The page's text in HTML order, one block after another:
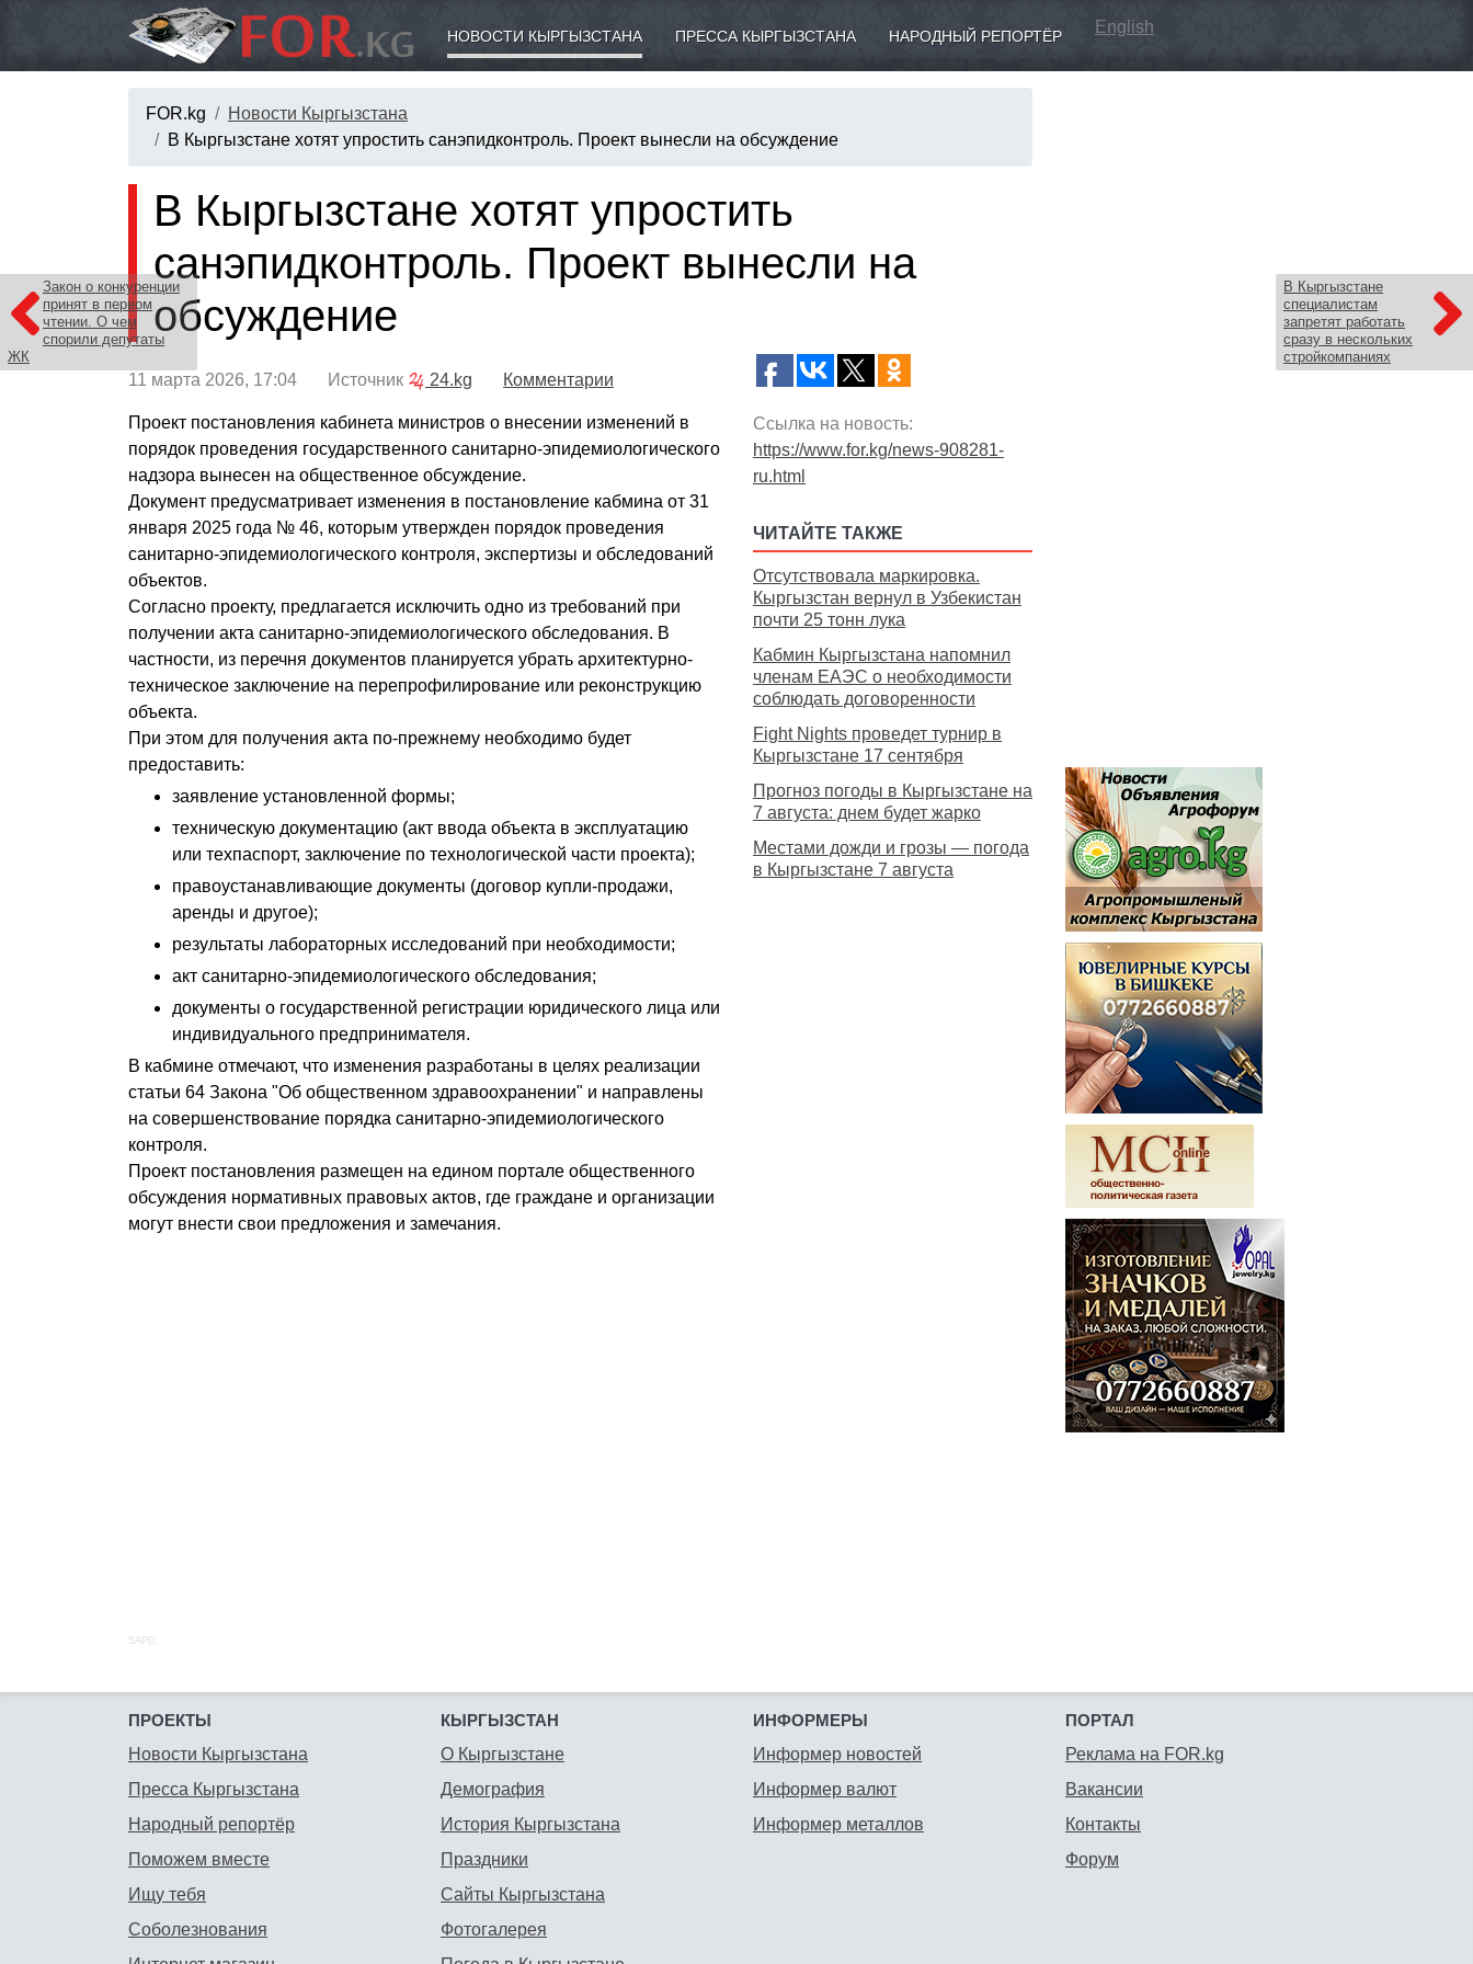
НОВОСТИ КЫРГЫЗСТАНА ПРЕССА КЫРГЫЗСТАНА НАРОДНЫЙ РЕПОРТЁР English
FOR.kg
Новости Кыргызстана
В Кыргызстане хотят упростить санэпидконтроль. Проект вынесли на обсуждение
Закон о конкуренции
принят в первом
чтении. О чем
спорили депутаты
ЖК
В Кыргызстане
специалистам
запретят работать
сразу в нескольких
стройкомпаниях
В Кыргызстане хотят упростить
санэпидконтроль. Проект вынесли на
обсуждение
11 марта 2026, 17:04 Источник 24.kg Комментарии
Проект постановления кабинета министров о внесении изменений в
порядок проведения государственного санитарно-эпидемиологического
надзора вынесен на общественное обсуждение.
Документ предусматривает изменения в постановление кабмина от 31
января 2025 года № 46, которым утвержден порядок проведения
санитарно-эпидемиологического контроля, экспертизы и обследований
объектов.
Согласно проекту, предлагается исключить одно из требований при
получении акта санитарно-эпидемиологического обследования. В
частности, из перечня документов планируется убрать архитектурно-
техническое заключение на перепрофилирование или реконструкцию
объекта.
При этом для получения акта по-прежнему необходимо будет
предоставить:
заявление установленной формы;
техническую документацию (акт ввода объекта в эксплуатацию
или техпаспорт, заключение по технологической части проекта);
правоустанавливающие документы (договор купли-продажи,
аренды и другое);
результаты лабораторных исследований при необходимости;
акт санитарно-эпидемиологического обследования;
документы о государственной регистрации юридического лица или
индивидуального предпринимателя.
В кабмине отмечают, что изменения разработаны в целях реализации
статьи 64 Закона "Об общественном здравоохранении" и направлены
на совершенствование порядка санитарно-эпидемиологического
контроля.
Проект постановления размещен на едином портале общественного
обсуждения нормативных правовых актов, где граждане и организации
могут внести свои предложения и замечания.
Ссылка на новость:
https://www.for.kg/news-908281-
ru.html
ЧИТАЙТЕ ТАКЖЕ
Отсутствовала маркировка.
Кыргызстан вернул в Узбекистан
почти 25 тонн лука
Кабмин Кыргызстана напомнил
членам ЕАЭС о необходимости
соблюдать договоренности
Fight Nights проведет турнир в
Кыргызстане 17 сентября
Прогноз погоды в Кыргызстане на
7 августа: днем будет жарко
Местами дожди и грозы — погода
в Кыргызстане 7 августа
SAPE:
ПРОЕКТЫ
Новости Кыргызстана
Пресса Кыргызстана
Народный репортёр
Поможем вместе
Ищу тебя
Соболезнования
КЫРГЫЗСТАН
О Кыргызстане
Демография
История Кыргызстана
Праздники
Сайты Кыргызстана
Фотогалерея
ИНФОРМЕРЫ
Информер новостей
Информер валют
Информер металлов
ПОРТАЛ
Реклама на FOR.kg
Вакансии
Контакты
Форум